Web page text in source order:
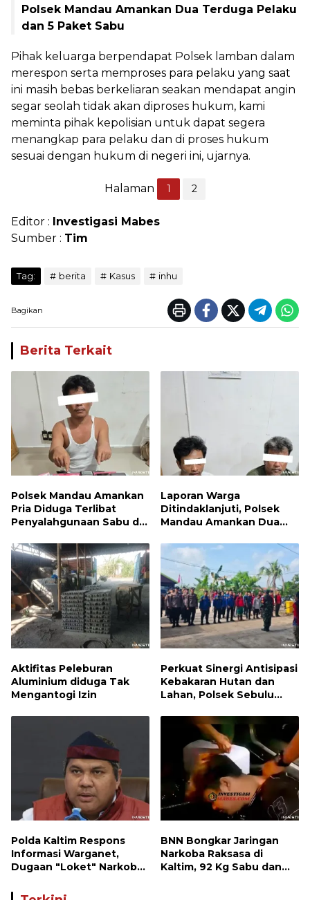
Polsek Mandau Amankan Dua Terduga Pelaku
dan 5 Paket Sabu
Pihak keluarga berpendapat Polsek lamban dalam
merespon serta memproses para pelaku yang saat
ini masih bebas berkeliaran seakan mendapat angin
segar seolah tidak akan diproses hukum, kami
meminta pihak kepolisian untuk dapat segera
menangkap para pelaku dan di proses hukum
sesuai dengan hukum di negeri ini, ujarnya.
Halaman 1 2
Editor : Investigasi Mabes
Sumber : Tim
Tag: berita Kasus inhu
Bagikan
Berita Terkait
Polsek Mandau Amankan
Pria Diduga Terlibat
Penyalahgunaan Sabu di
Laporan Warga
Ditindaklanjuti, Polsek
Mandau Amankan Dua
Paket Sabu
Aktifitas Peleburan
Aluminium diduga Tak
Mengantogi Izin
Perkuat Sinergi Antisipasi
Kebakaran Hutan dan
Lahan, Polsek Sebulu
Kesiapsiagaan Karhutla
Polda Kaltim Respons
Informasi Warganet,
Dugaan "Loket" Narkoba
Perhatian
BNN Bongkar Jaringan
Narkoba Raksasa di
Kaltim, 92 Kg Sabu dan